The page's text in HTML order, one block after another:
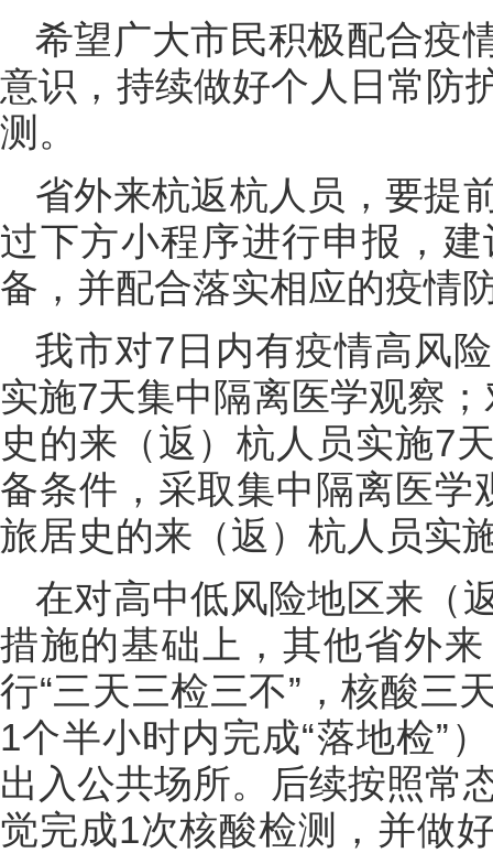
希望广大市民积极配合疫
意识，持续做好个人日常防
测。
省外来杭返杭人员，要提
过下方小程序进行申报，
备，并配合落实相应的疫情
我市对7日内有疫情高风
实施7天集中隔离医学观察
史的来（返）杭人员实施7
备条件，采取集中隔离医
旅居史的来（返）杭人员实
在对高中低风险地区来（
措施的基础上，其他省外
行“三天三检三不”，核酸三
1个半小时内完成“落地检”
出入公共场所。后续按照常
觉完成1次核酸检测，并做